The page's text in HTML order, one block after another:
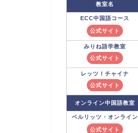
教室名
ECC中国語コース
公式サイト
みりね語学教室
公式サイト
レッツ！チャイナ
公式サイト
オンライン中国語教室
ベルリッツ ・オンライン
公式サイト